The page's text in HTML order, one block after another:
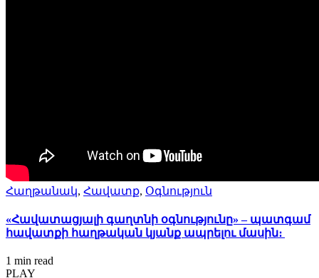
Հաղթանակ, Հավատք, Օգնություն
«Հավատացյալի գաղտնի օգնությունը» – պատգամ
հավատքի հաղթական կյանք ապրելու մասին։
1 min read
PLAY